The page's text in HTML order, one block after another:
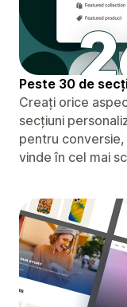
Peste 30 de
Creați orice
secțiuni
pentru
vinde în cel mai